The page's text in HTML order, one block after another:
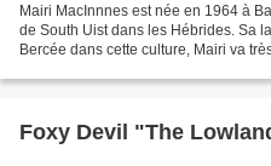
Mairi MacInnnes est née en 1964 à
de South Uist dans les Hébrides. Sa
Bercée dans cette culture, Mairi va
Foxy Devil "The